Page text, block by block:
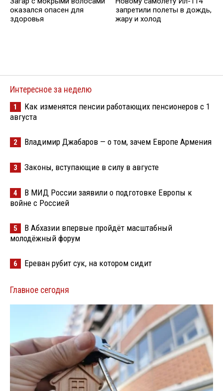
оказался опасен для
здоровья
запретили полеты в дождь,
жару и холод
Интересное за неделю
1
Как изменятся пенсии работающих пенсионеров с 1
августа
2 Владимир Джабаров — о том, зачем Европе Армения
3 Законы, вступающие в силу в августе
4
В МИД России заявили о подготовке Европы к
войне с Россией
5
В Абхазии впервые пройдёт масштабный
молодёжный форум
6 Ереван рубит сук, на котором сидит
Главное сегодня